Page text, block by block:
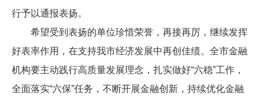
行予以通报表扬。
希望受到表扬的单位珍惜荣誉，再接再厉，继续发挥
好表率作用，在支持我市经济发展中再创佳绩。全市金融
机构要主动践行高质量发展理念，扎实做好“六稳”工作，
全面落实“六保”任务，不断开展金融创新，持续优化金融